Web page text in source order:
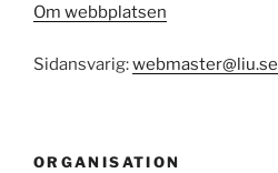
Om webbplatsen
Sidansvarig:webmaster@liu.se
ORGANISATION